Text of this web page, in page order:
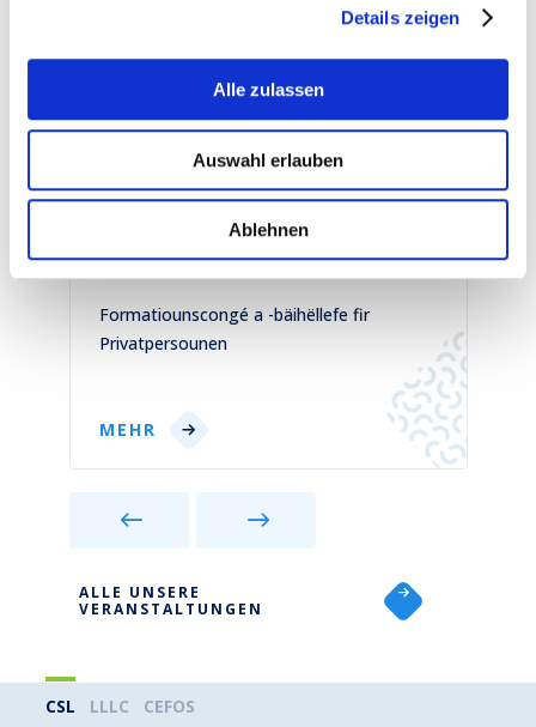
Details zeigen
Alle zulassen
Auswahl erlauben
Ablehnen
Informationsveranstaltungen
26 Oktober 2026
Formatiounscongé a -bäihëllefe fir
Privatpersounen
MEHR
ALLE UNSERE
VERANSTALTUNGEN
CSL LLLC CEFOS